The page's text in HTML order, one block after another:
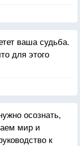
ваша судьба.
для этого
осознать,
мир и
к